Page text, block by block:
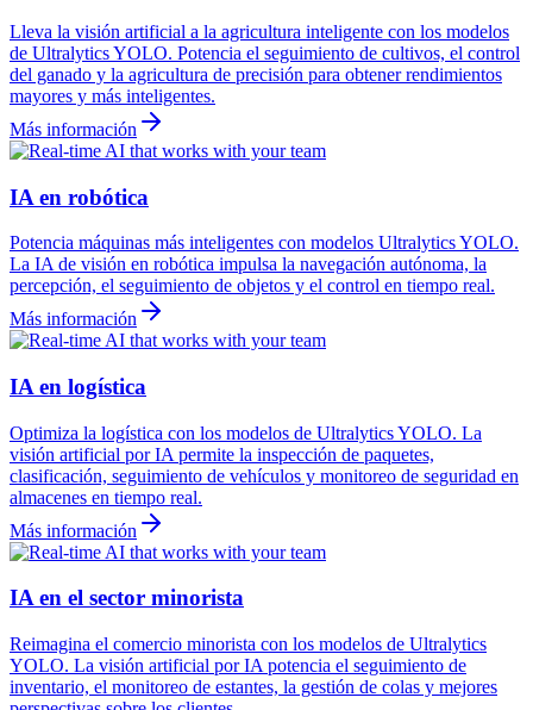
Lleva la visión artificial a la agricultura inteligente con los modelos
de Ultralytics YOLO. Potencia el seguimiento de cultivos, el control
del ganado y la agricultura de precisión para obtener rendimientos
mayores y más inteligentes.
Más información
IA en robótica
Potencia máquinas más inteligentes con modelos Ultralytics YOLO.
La IA de visión en robótica impulsa la navegación autónoma, la
percepción, el seguimiento de objetos y el control en tiempo real.
Más información
IA en logística
Optimiza la logística con los modelos de Ultralytics YOLO. La
visión artificial por IA permite la inspección de paquetes,
clasificación, seguimiento de vehículos y monitoreo de seguridad en
almacenes en tiempo real.
Más información
IA en el sector minorista
Reimagina el comercio minorista con los modelos de Ultralytics
YOLO. La visión artificial por IA potencia el seguimiento de
inventario, el monitoreo de estantes, la gestión de colas y mejores